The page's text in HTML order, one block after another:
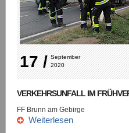
17 / September
2020
VERKEHRSUNFALL IM
FF Brunn am Gebirge
Weiterlesen